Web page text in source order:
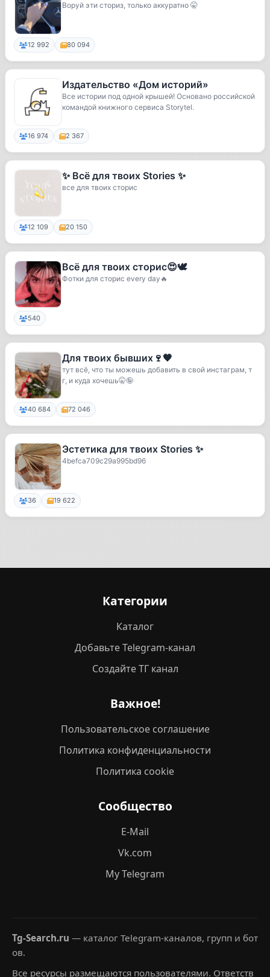
Воруй эти сториз, только аккуратно 🤫
12 992 80 094
Издательство «Дом историй»
Все истории под одной крышей! Основано российской
командой книжного сервиса Storytel.
16 974 2 367
✨ Всё для твоих Stories ✨
все для твоих сторис
12 109 20 150
Всё для твоих сторис😍🕊
Фотки для сторис every day🔥
540
Для твоих бывших🍷🖤
тут всё, что ты можешь добавить в свой инстаграм, т
г, и куда хочешь🤫🤪
40 684 72 046
Эстетика для твоих Stories ✨
4befca709c29a995bd96
36 19 622
Категории
Каталог
Добавьте Telegram-канал
Создайте ТГ канал
Важное!
Пользовательское соглашение
Политика конфиденциальности
Политика cookie
Сообщество
E-Mail
Vk.com
My Telegram
Tg-Search.ru — каталог Telegram-каналов, групп и бот
ов.
Все ресурсы размещаются пользователями. Ответств